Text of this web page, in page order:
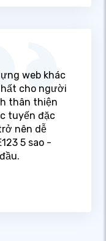
web khác
cho người
thân thiện
tuyến đặc
nên dễ
5 sao -